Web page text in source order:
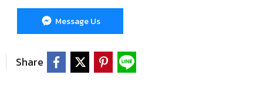
Message Us
Share